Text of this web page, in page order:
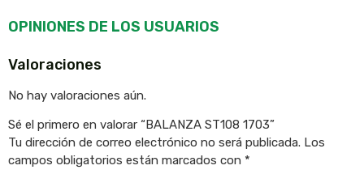
OPINIONES DE LOS USUARIOS
Valoraciones
No hay valoraciones aún.
Sé el primero en valorar “BALANZA ST108 1703”
Tu dirección de correo electrónico no será publicada. Los
campos obligatorios están marcados con *